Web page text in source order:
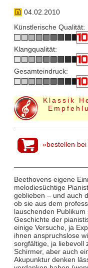
04.02.2010
Künstlerische Qualität:
Klangqualität:
Gesamteindruck:
Klassik
»bestellen bei
Beethovens eigene
melodiesüchtige
geblieben – und auch
ob sie aus dem
lauschenden
Geschichte der
einige Versuche, ja
ihnen anspruchslose
sorgfältige, ja liebevoll
Schirmer, aber auch
Akupunktur denken